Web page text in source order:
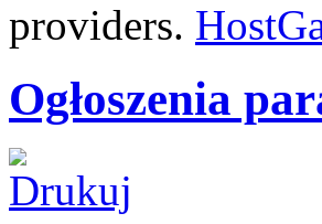
providers.
Ogłoszenia